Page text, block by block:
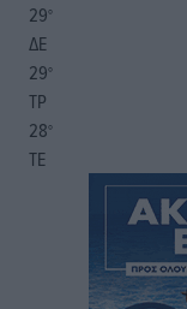
29°
ΔΕ
29°
ΤΡ
28°
ΤΕ